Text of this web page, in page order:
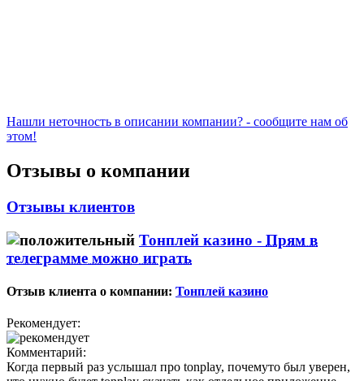
Нашли неточность в описании компании? - сообщите нам об
этом!
Отзывы о компании
Отзывы клиентов
Тонплей казино - Прям в
телеграмме можно играть
Отзыв клиента о компании: Тонплей казино
Рекомендует:
Комментарий:
Когда первый раз услышал про tonplay, почемуто был уверен,